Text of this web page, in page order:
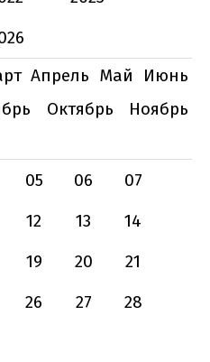
Апрель Май
Июнь
Октябрь
Ноябрь
05 06
07
12 13
14
19 20
21
26 27
28